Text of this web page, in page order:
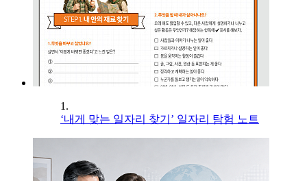
1.
‘내게 맞는 일자리 찾기’ 일자리 탐험 노트